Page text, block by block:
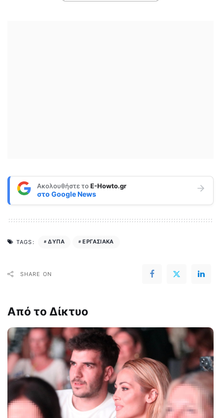
Ακολουθήστε τοE-Howto.gr
στο Google News
TAGS: ΔΥΠΑ ΕΡΓΑΣΙΑΚΑ
SHARE ON
Από το Δίκτυο